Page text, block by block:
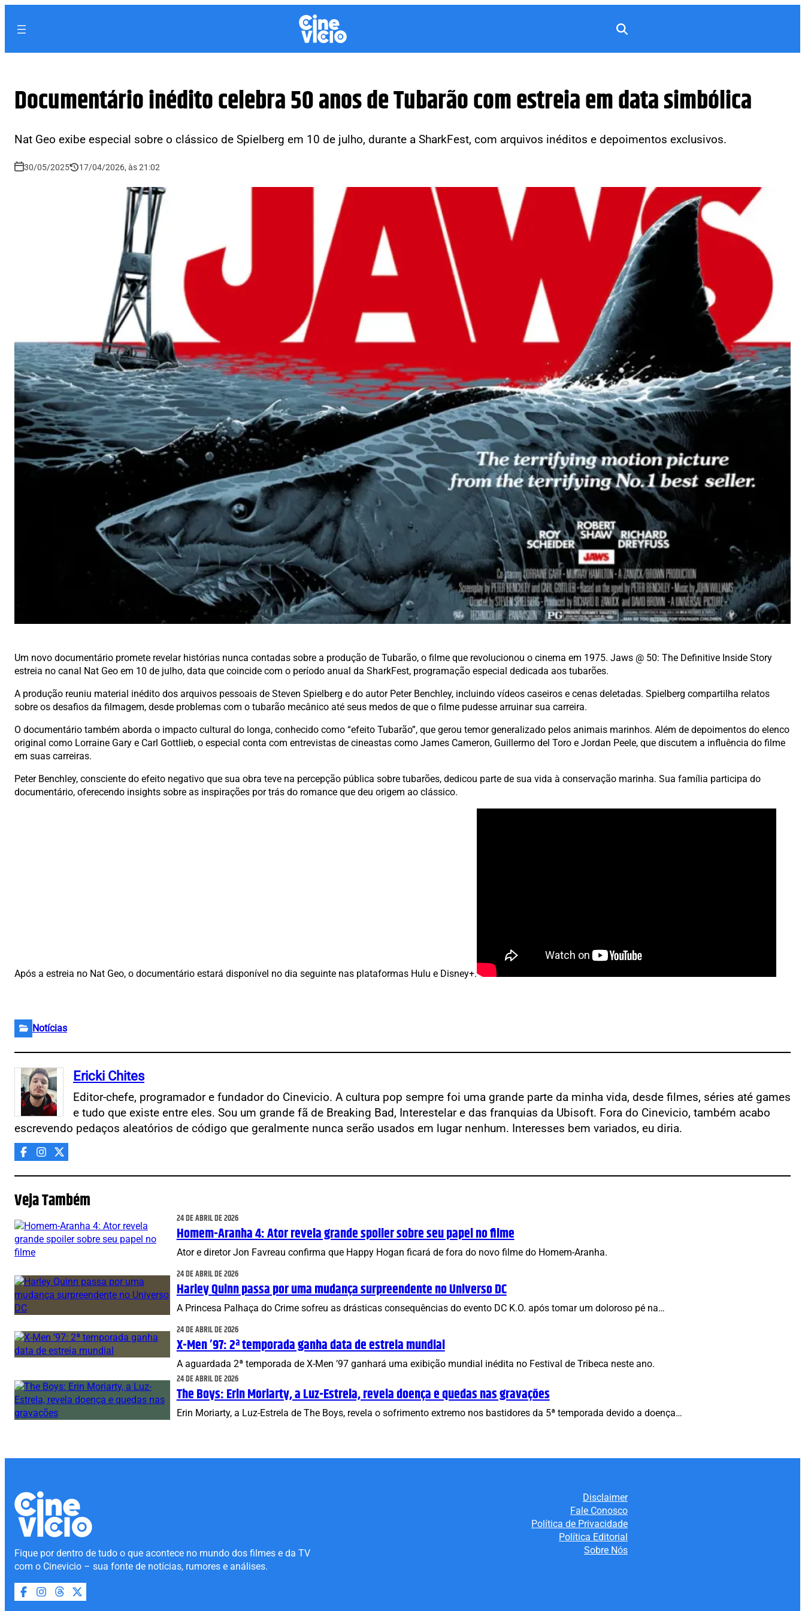
Documentário inédito celebra 50 anos de Tubarão com estreia em data simbólica
Nat Geo exibe especial sobre o clássico de Spielberg em 10 de julho, durante a SharkFest, com arquivos inéditos e depoimentos exclusivos.
30/05/2025 17/04/2026, às 21:02
Um novo documentário promete revelar histórias nunca contadas sobre a produção de Tubarão, o filme que revolucionou o cinema em 1975. Jaws @ 50: The Definitive Inside Story
estreia no canal Nat Geo em 10 de julho, data que coincide com o período anual da SharkFest, programação especial dedicada aos tubarões.
A produção reuniu material inédito dos arquivos pessoais de Steven Spielberg e do autor Peter Benchley, incluindo vídeos caseiros e cenas deletadas. Spielberg compartilha relatos
sobre os desafios da filmagem, desde problemas com o tubarão mecânico até seus medos de que o filme pudesse arruinar sua carreira.
O documentário também aborda o impacto cultural do longa, conhecido como “efeito Tubarão”, que gerou temor generalizado pelos animais marinhos. Além de depoimentos do elenco
original como Lorraine Gary e Carl Gottlieb, o especial conta com entrevistas de cineastas como James Cameron, Guillermo del Toro e Jordan Peele, que discutem a influência do filme
em suas carreiras.
Peter Benchley, consciente do efeito negativo que sua obra teve na percepção pública sobre tubarões, dedicou parte de sua vida à conservação marinha. Sua família participa do
documentário, oferecendo insights sobre as inspirações por trás do romance que deu origem ao clássico.
Após a estreia no Nat Geo, o documentário estará disponível no dia seguinte nas plataformas Hulu e Disney+.
Notícias
Ericki Chites
Editor-chefe, programador e fundador do Cinevicio. A cultura pop sempre foi uma grande parte da minha vida, desde filmes, séries até games
e tudo que existe entre eles. Sou um grande fã de Breaking Bad, Interestelar e das franquias da Ubisoft. Fora do Cinevicio, também acabo
escrevendo pedaços aleatórios de código que geralmente nunca serão usados em lugar nenhum. Interesses bem variados, eu diria.
Veja Também
24 DE ABRIL DE 2026
Homem-Aranha 4: Ator revela grande spoiler sobre seu papel no filme
Ator e diretor Jon Favreau confirma que Happy Hogan ficará de fora do novo filme do Homem-Aranha.
24 DE ABRIL DE 2026
Harley Quinn passa por uma mudança surpreendente no Universo DC
A Princesa Palhaça do Crime sofreu as drásticas consequências do evento DC K.O. após tomar um doloroso pé na…
24 DE ABRIL DE 2026
X-Men ’97: 2ª temporada ganha data de estreia mundial
A aguardada 2ª temporada de X-Men ’97 ganhará uma exibição mundial inédita no Festival de Tribeca neste ano.
24 DE ABRIL DE 2026
The Boys: Erin Moriarty, a Luz-Estrela, revela doença e quedas nas gravações
Erin Moriarty, a Luz-Estrela de The Boys, revela o sofrimento extremo nos bastidores da 5ª temporada devido a doença…
Fique por dentro de tudo o que acontece no mundo dos filmes e da TV
com o Cinevicio – sua fonte de notícias, rumores e análises.
Disclaimer
Fale Conosco
Política de Privacidade
Política Editorial
Sobre Nós